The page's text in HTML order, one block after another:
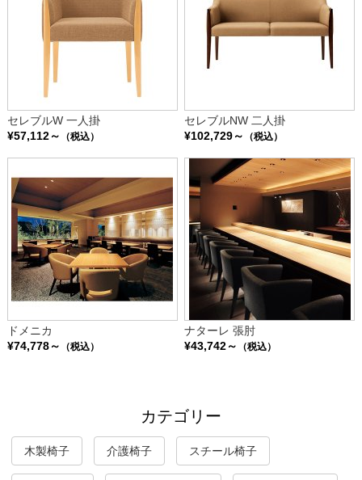
セレブルW 一人掛
¥57,112～
（税込）
セレブルNW 二人掛
¥102,729～
（税込）
ドメニカ
¥74,778～
（税込）
ナターレ 張肘
¥43,742～
（税込）
カテゴリー
木製椅子 介護椅子 スチール椅子